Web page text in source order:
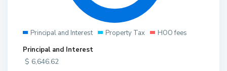
Principal and Interest Property Tax
HOO fees
Principal and Interest
$ 6,646.62